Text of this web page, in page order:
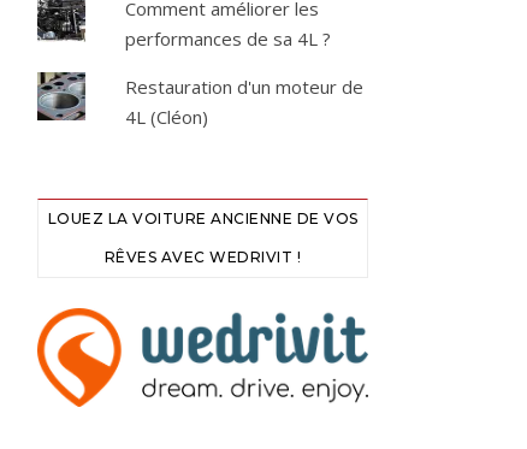
Comment améliorer les
performances de sa 4L ?
Restauration d'un moteur de
4L (Cléon)
LOUEZ LA VOITURE ANCIENNE DE VOS
RÊVES AVEC WEDRIVIT !